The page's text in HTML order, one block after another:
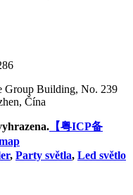
Group Building, No. 239
Čína
【粤ICP备
, Party světla, Led světlo